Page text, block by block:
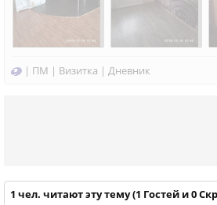
| ПМ | Визитка | Дневник
1 чел. читают эту тему (1 Гостей и 0